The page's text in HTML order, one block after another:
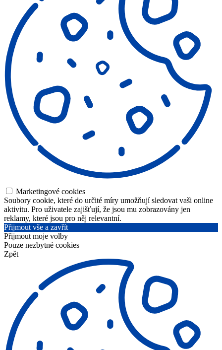
Marketingové cookies
Soubory cookie, které do určité míry umožňují sledovat vaši online
aktivitu. Pro uživatele zajišťují, že jsou mu zobrazovány jen
reklamy, které jsou pro něj relevantní.
Přijmout vše a zavřít
Přijmout moje volby
Pouze nezbytné cookies
Zpět